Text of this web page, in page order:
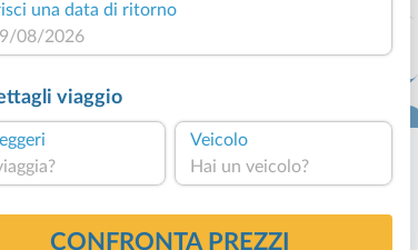
una data di ritorno
viaggio
Veicolo
Hai un veicolo?
CONFRONTA PREZZI